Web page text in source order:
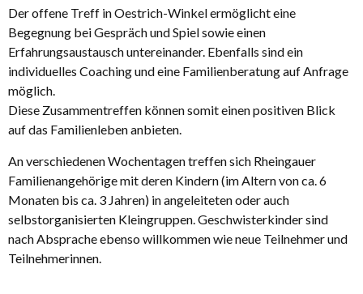
Der offene Treff in Oestrich-Winkel ermöglicht eine
Begegnung bei Gespräch und Spiel sowie einen
Erfahrungsaustausch untereinander. Ebenfalls sind ein
individuelles Coaching und eine Familienberatung auf Anfrage
möglich.
Diese Zusammentreffen können somit einen positiven Blick
auf das Familienleben anbieten.
An verschiedenen Wochentagen treffen sich Rheingauer
Familienangehörige mit deren Kindern (im Altern von ca. 6
Monaten bis ca. 3 Jahren) in angeleiteten oder auch
selbstorganisierten Kleingruppen. Geschwisterkinder sind
nach Absprache ebenso willkommen wie neue Teilnehmer und
Teilnehmerinnen.